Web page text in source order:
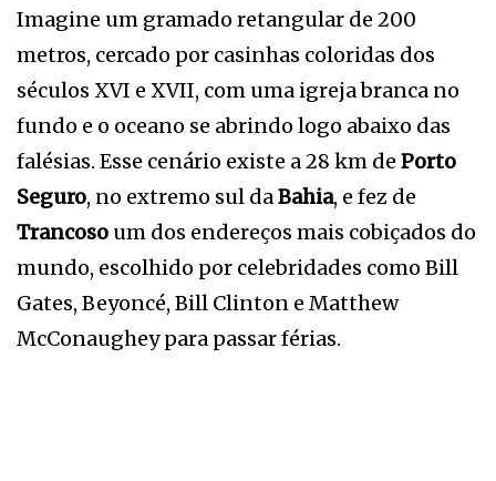
Imagine um gramado retangular de 200
metros, cercado por casinhas coloridas dos
séculos XVI e XVII, com uma igreja branca no
fundo e o oceano se abrindo logo abaixo das
falésias. Esse cenário existe a 28 km de Porto
Seguro, no extremo sul daBahia, e fez de
Trancoso um dos endereços mais cobiçados do
mundo, escolhido por celebridades como Bill
Gates, Beyoncé, Bill Clinton e Matthew
McConaughey para passar férias.